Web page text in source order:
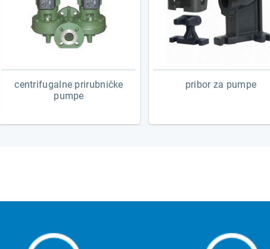
centrifugalne prirubničke
pumpe
pribor za pumpe